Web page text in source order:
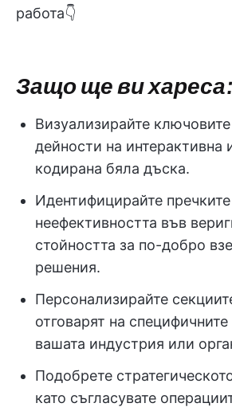
работа👇
Защо ще ви хареса:
Визуализирайте
дейности на интерактивна
кодирана бяла дъска.
Идентифицирайте
неефективността във
стойността за по-добро
решения.
Персонализирайте
отговарят на
вашата индустрия или
Подобрете
като съгласувате